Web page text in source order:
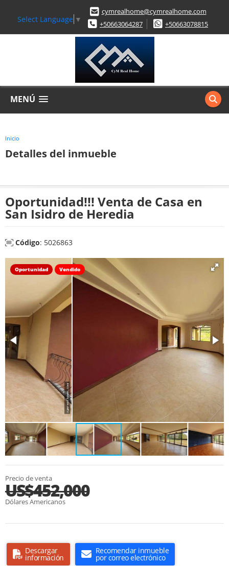
Select Language ▼
cymrealhome@cymrealhome.com
+50663064287
+50663078815
MENÚ
Inicio
Detalles del inmueble
Oportunidad!!! Venta de Casa en
San Isidro de Heredia
Código: 5026863
Oportunidad Vendido
Precio de venta
US$452,000
Dólares Americanos
Descargar
información
Recomendar inmueble
por correo electrónico